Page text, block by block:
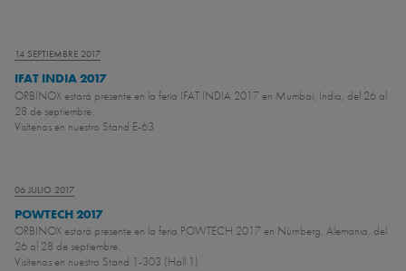
14 SEPTIEMBRE 2017
IFAT INDIA 2017
ORBINOX estará presente en la feria IFAT INDIA 2017 en Mumbai, India, del 26 al
28 de septiembre.
Visítenos en nuestro Stand E-63
06 JULIO 2017
POWTECH 2017
ORBINOX estará presente en la feria POWTECH 2017 en Nürnberg, Alemania, del
26 al 28 de septiembre.
Visítenos en nuestro Stand 1-303 (Hall 1)